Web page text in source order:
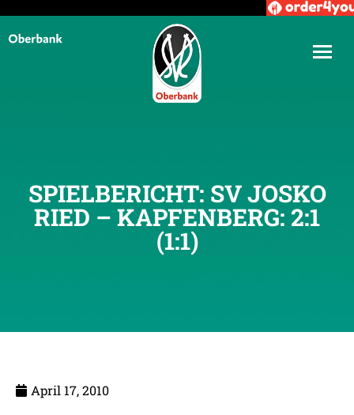
SPIELBERICHT: SV JOSKO
RIED – KAPFENBERG: 2:1
(1:1)
April 17, 2010